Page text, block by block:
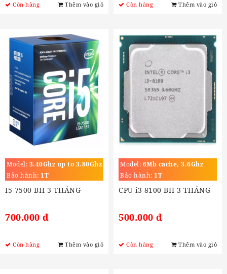
Còn hàng Thêm vào giỏ Còn hàng Thêm vào giỏ
Model: 3.40Ghz up to 3.80Ghz
Bảo hành: 1T
I5 7500 BH 3 THÁNG
700.000 đ
Còn hàng Thêm vào giỏ
Model: 6Mb cache, 3.6Ghz
Bảo hành: 1T
CPU i3 8100 BH 3 THÁNG
500.000 đ
Còn hàng Thêm vào giỏ